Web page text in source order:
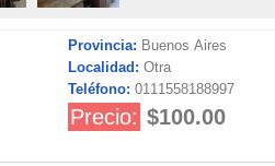
Provincia: Buenos Aires
Localidad: Otra
Teléfono: 0111558188997
Precio: $100.00